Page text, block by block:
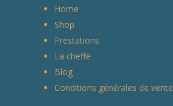
Home
Shop
Prestations
La cheffe
Blog
Conditions générales de vente